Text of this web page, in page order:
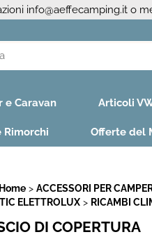
info@aeffecamping.it o
e Caravan Articoli
Rimorchi Offerte del
ACCESSORI PER
ELETTROLUX
RICAMBI
DI COPERTURA